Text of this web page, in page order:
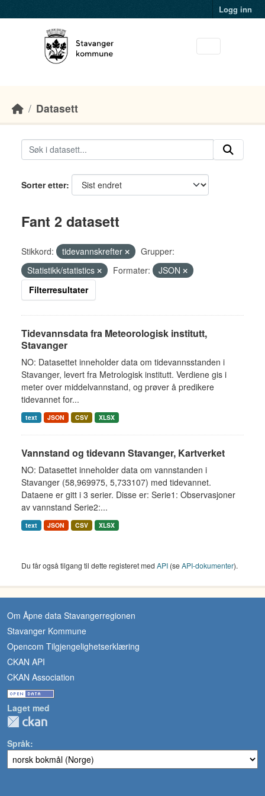
Logg inn
Datasett
Sorter etter
Fant 2 datasett
Stikkord: tidevannskrefter
Grupper:
Statistikk/statistics
Formater:
JSON
Filterresultater
Tidevannsdata fra Meteorologisk institutt,
Stavanger
NO: Datasettet inneholder data om tidevannsstanden i
Stavanger, levert fra Metrologisk institutt. Verdiene gis i
meter over middelvannstand, og prøver å predikere
tidevannet for...
text JSON CSV XLSX
Vannstand og tidevann Stavanger, Kartverket
NO: Datasettet inneholder data om vannstanden i
Stavanger (58,969975, 5,733107) med tidevannet.
Dataene er gitt i 3 serier. Disse er: Serie1: Observasjoner
av vannstand Serie2:...
text JSON CSV XLSX
Du får også tilgang til dette registeret med API (seAPI-dokumenter).
Om Åpne data Stavangerregionen
Stavanger Kommune
Opencom Tilgjengelighetserklæring
CKAN API
CKAN Association
Laget med
Språk